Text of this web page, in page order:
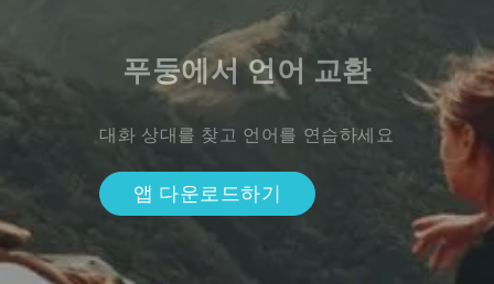
푸둥에서 언어 교환
대화 상대를 찾고 언어를 연습하세요
앱 다운로드하기